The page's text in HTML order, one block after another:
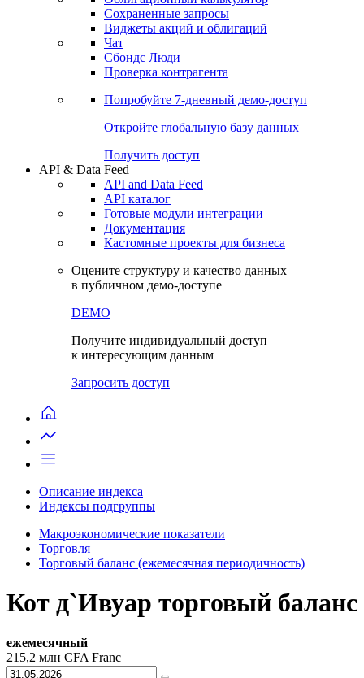
Сохраненные запросы
Виджеты акций и облигаций
Чат
Сбондс Люди
Проверка контрагента
Попробуйте 7-дневный демо-доступ
Откройте глобальную базу данных
Получить доступ
API & Data Feed
API and Data Feed
API каталог
Готовые модули интеграции
Документация
Кастомные проекты для бизнеса
Оцените структуру и качество данных
в публичном демо-доступе
DEMO
Получите индивидуальный доступ
к интересующим данным
Запросить доступ
Описание индекса
Индексы подгруппы
Макроэкономические показатели
Торговля
Торговый баланс (ежемесячная периодичность)
Кот д`Ивуар торговый баланс
ежемесячный
215,2 млн CFA Franc